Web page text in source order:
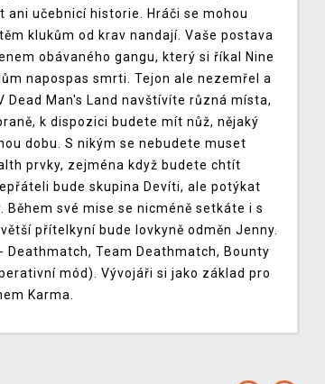
učebnicí historie. Hráči se mohou
klukům od krav nandají. Vaše postava
obávaného gangu, který si říkal Nine
napospas smrti. Tejon ale nezemřel a
Dead Man's Land navštívíte různá místa,
k dispozici budete mít nůž, nějaký
dobu. S nikým se nebudete muset
prvky, zejména když budete chtít
bude skupina Devíti, ale potýkat
své mise se nicméně setkáte i s
přítelkyní bude lovkyně odměn Jenny.
Team Deathmatch, Bounty
mód). Vývojáři si jako základ pro
Karma.